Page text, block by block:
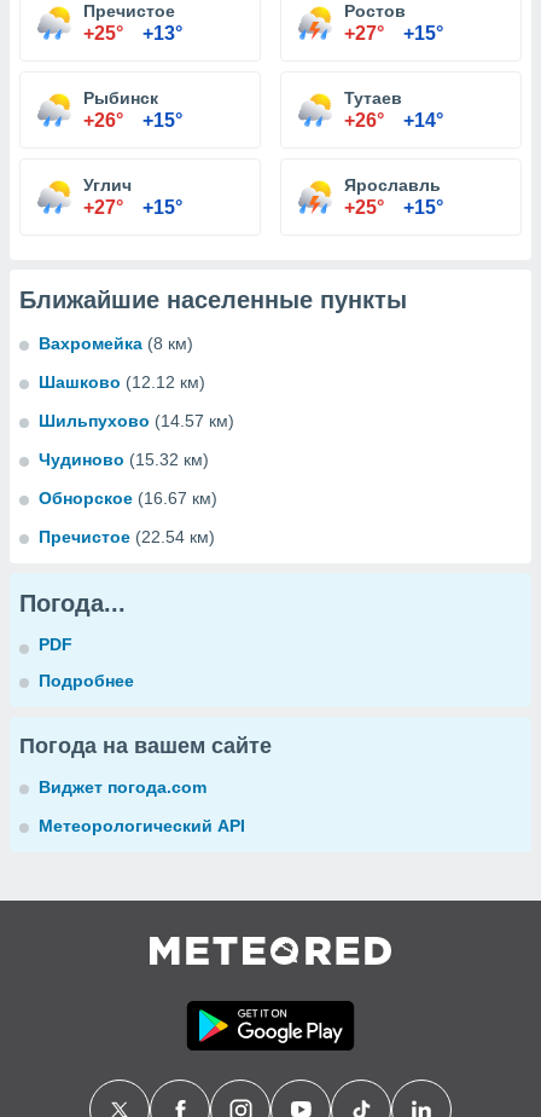
Пречистое
+25° +13°
Ростов
+27° +15°
Рыбинск
+26° +15°
Тутаев
+26° +14°
Углич
+27° +15°
Ярославль
+25° +15°
Ближайшие населенные пункты
Вахромейка (8 км)
Шашково (12.12 км)
Шильпухово (14.57 км)
Чудиново (15.32 км)
Обнорское (16.67 км)
Пречистое (22.54 км)
Погода...
PDF
Подробнее
Погода на вашем сайте
Виджет погода.com
Метеорологический API